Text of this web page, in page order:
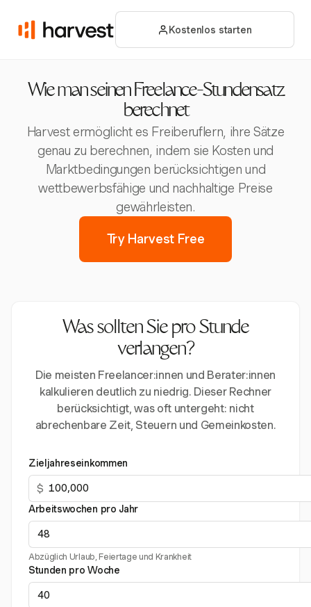
Kostenlos starten
Wie man seinen Freelance-Stundensatz
berechnet
Harvest ermöglicht es Freiberuflern, ihre Sätze
genau zu berechnen, indem sie Kosten und
Marktbedingungen berücksichtigen und
wettbewerbsfähige und nachhaltige Preise
gewährleisten.
Try Harvest Free
Was sollten Sie pro Stunde
verlangen?
Die meisten Freelancer:innen und Berater:innen
kalkulieren deutlich zu niedrig. Dieser Rechner
berücksichtigt, was oft untergeht: nicht
abrechenbare Zeit, Steuern und Gemeinkosten.
Zieljahreseinkommen
$
Arbeitswochen pro Jahr
Abzüglich Urlaub, Feiertage und Krankheit
Stunden pro Woche